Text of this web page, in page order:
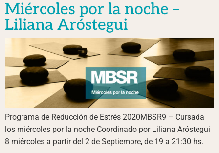
Miércoles por la noche –
Liliana Aróstegui
Programa de Reducción de Estrés 2020MBSR9 – Cursada
los miércoles por la noche Coordinado por Liliana Aróstegui
8 miércoles a partir del 2 de Septiembre, de 19 a 21:30 hs.